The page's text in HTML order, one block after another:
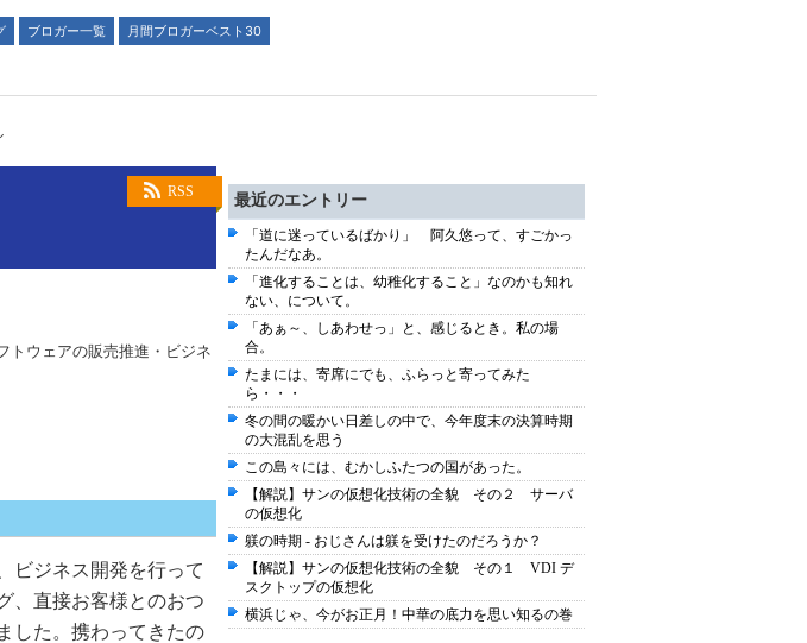
ブロガー一覧
月間ブロガーベスト30
RSS
トウェアの販売推進・ビジネ
ビジネス開発を行って
、直接お客様とのおつ
した。携わってきたの
最近のエントリー
「道に迷っているばかり」 阿久悠って、すごかっ
たんだなあ。
「進化することは、幼稚化すること」なのかも知れ
ない、について。
「あぁ～、しあわせっ」と、感じるとき。私の場
合。
たまには、寄席にでも、ふらっと寄ってみた
ら・・・
冬の間の暖かい日差しの中で、今年度末の決算時期
の大混乱を思う
この島々には、むかしふたつの国があった。
【解説】サンの仮想化技術の全貌 その２ サーバ
の仮想化
躾の時期 - おじさんは躾を受けたのだろうか？
【解説】サンの仮想化技術の全貌 その１ VDI デ
スクトップの仮想化
横浜じゃ、今がお正月！中華の底力を思い知るの巻